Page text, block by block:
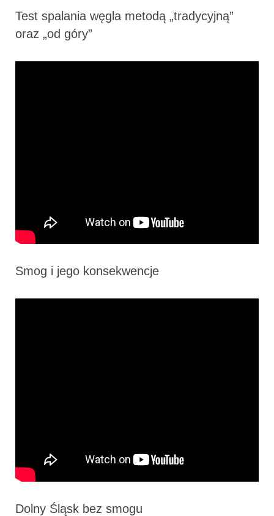
Test spalania węgla metodą „tradycyjną”
oraz „od góry”
Smog i jego konsekwencje
Dolny Śląsk bez smogu